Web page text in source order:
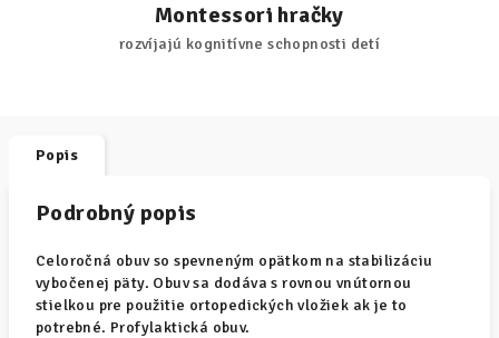
Montessori hračky
rozvíjajú kognitívne schopnosti detí
Popis
Podrobný popis
Celoročná obuv so spevneným opätkom na stabilizáciu
vybočenej päty. Obuv sa dodáva s rovnou vnútornou
stielkou pre použitie ortopedických vložiek ak je to
potrebné. Profylaktická obuv.